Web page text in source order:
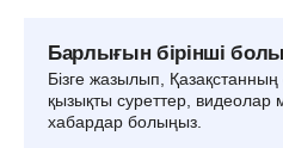
Барлығын бірінші
Бізге жазылып, Қазақстанның
қызықты суреттер, видеолар
хабардар болыңыз.